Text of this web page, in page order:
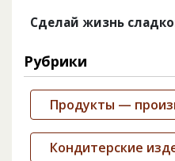
Сделай жизнь
Рубрики
Продукты —
Кондитерские